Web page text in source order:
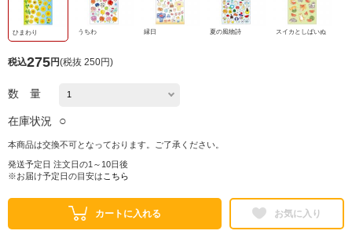
ひまわり うちわ 縁日 夏の風物詩 スイカとしばいぬ
税込275円(税抜 250円)
数 量
在庫状況 ○
本商品は交換不可となっております。ご了承ください。
発送予定日 注文日の1～10日後
※お届け予定日の目安は こちら
カートに入れる お気に入り